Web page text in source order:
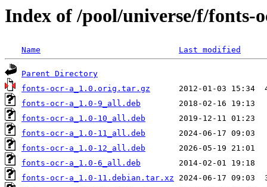
Index of /pool/universe/f/fonts-
Name Last modified
Parent Directory
fonts-ocr-a_1.0.orig.tar.gz
fonts-ocr-a_1.0-9_all.deb
fonts-ocr-a_1.0-10_all.deb
fonts-ocr-a_1.0-11_all.deb
fonts-ocr-a_1.0-12_all.deb
fonts-ocr-a_1.0-6_all.deb
fonts-ocr-a_1.0-11.debian.tar.xz